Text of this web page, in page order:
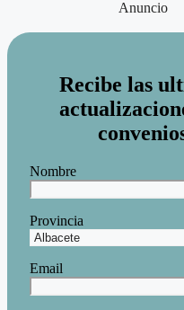
Anuncio
Recibe las
Nombre
Provincia
Email